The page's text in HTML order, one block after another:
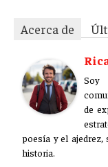
Acerca de
Soy
de
poesía y el ajedrez,
historia.